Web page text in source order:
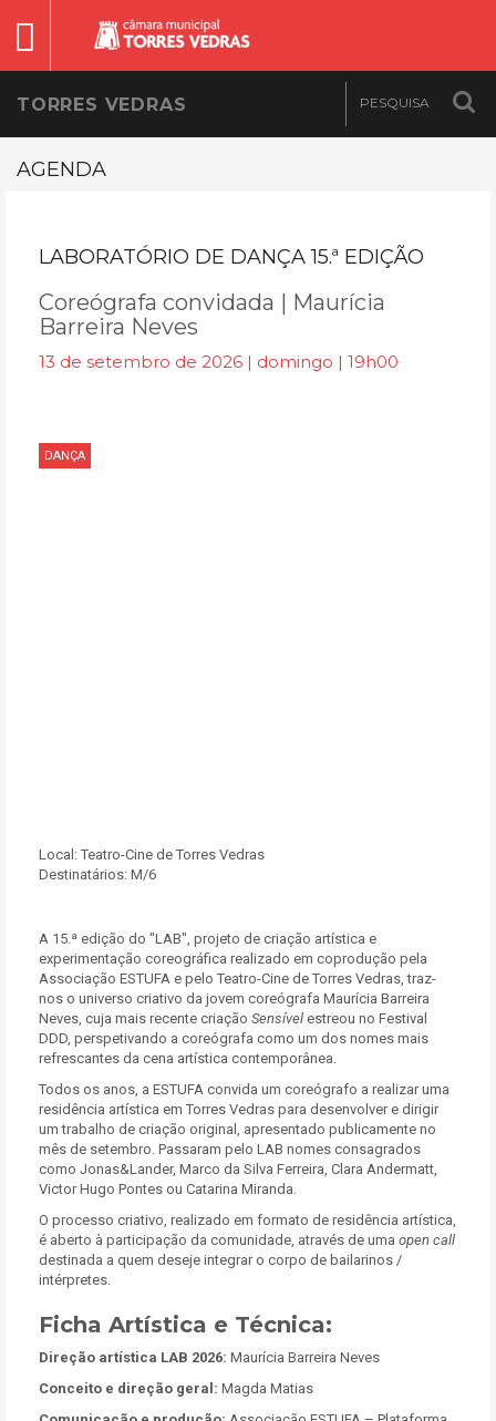
TORRES VEDRAS
AGENDA
LABORATÓRIO DE DANÇA 15.ª EDIÇÃO
Coreógrafa convidada | Maurícia
Barreira Neves
13 de setembro de 2026 | domingo | 19h00
DANÇA
Local: Teatro-Cine de Torres Vedras
Destinatários: M/6
A 15.ª edição do "LAB", projeto de criação artística e
experimentação coreográfica realizado em coprodução pela
Associação ESTUFA e pelo Teatro-Cine de Torres Vedras, traz-
nos o universo criativo da jovem coreógrafa Maurícia Barreira
Neves, cuja mais recente criação Sensível estreou no Festival
DDD, perspetivando a coreógrafa como um dos nomes mais
refrescantes da cena artística contemporânea.
Todos os anos, a ESTUFA convida um coreógrafo a realizar uma
residência artística em Torres Vedras para desenvolver e dirigir
um trabalho de criação original, apresentado publicamente no
mês de setembro. Passaram pelo LAB nomes consagrados
como Jonas&Lander, Marco da Silva Ferreira, Clara Andermatt,
Victor Hugo Pontes ou Catarina Miranda.
O processo criativo, realizado em formato de residência artística,
é aberto à participação da comunidade, através de uma open call
destinada a quem deseje integrar o corpo de bailarinos /
intérpretes.
Ficha Artística e Técnica:
Direção artística LAB 2026: Maurícia Barreira Neves
Conceito e direção geral: Magda Matias